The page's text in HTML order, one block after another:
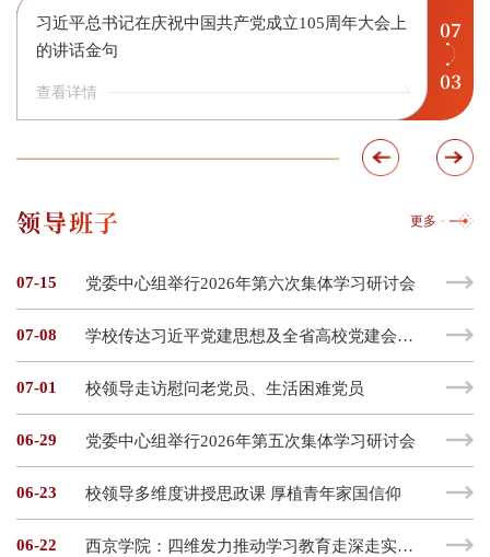
习近平总书记在庆祝中国共产党成立105周年大会上
的讲话金句
查看详情
07
03
领导班子 更多
07-15 党委中心组举行2026年第六次集体学习研讨会
07-08 学校传达习近平党建思想及全省高校党建会议精神
07-01 校领导走访慰问老党员、生活困难党员
06-29 党委中心组举行2026年第五次集体学习研讨会
06-23 校领导多维度讲授思政课 厚植青年家国信仰
06-22 西京学院：四维发力推动学习教育走深走实见行见效